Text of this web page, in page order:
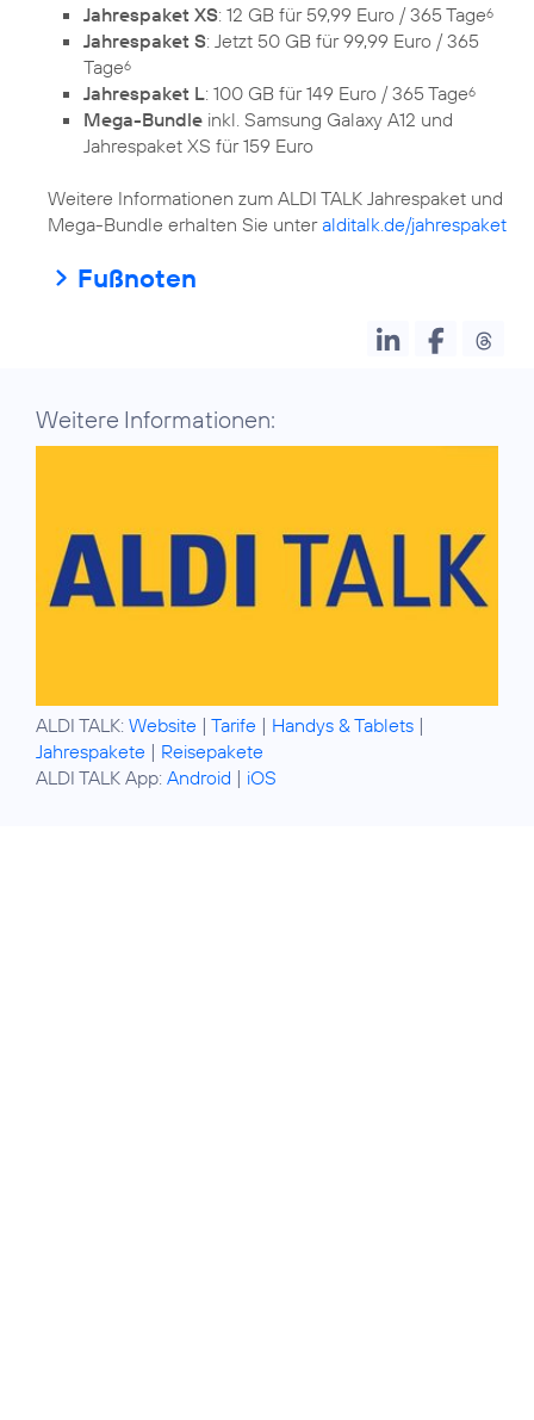
Jahrespaket XS: 12 GB für 59,99 Euro / 365 Tage6
Jahrespaket S: Jetzt 50 GB für 99,99 Euro / 365
Tage6
Jahrespaket L: 100 GB für 149 Euro / 365 Tage6
Mega-Bundle inkl. Samsung Galaxy A12 und
Jahrespaket XS für 159 Euro
Weitere Informationen zum ALDI TALK Jahrespaket und
Mega-Bundle erhalten Sie unteralditalk.de/jahrespaket
Fußnoten
Weitere Informationen:
ALDI TALK: Website | Tarife | Handys & Tablets |
Jahrespakete | Reisepakete
ALDI TALK App: Android | iOS